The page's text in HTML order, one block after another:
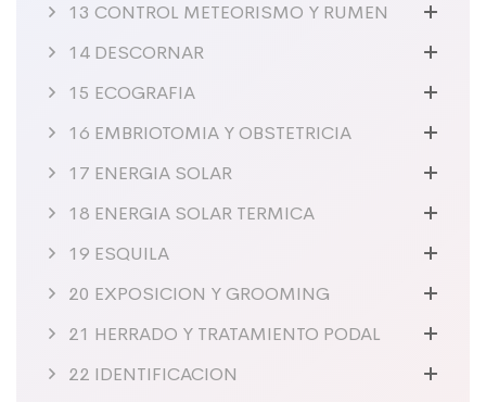
13 CONTROL METEORISMO Y RUMEN
14 DESCORNAR
15 ECOGRAFIA
16 EMBRIOTOMIA Y OBSTETRICIA
17 ENERGIA SOLAR
18 ENERGIA SOLAR TERMICA
19 ESQUILA
20 EXPOSICION Y GROOMING
21 HERRADO Y TRATAMIENTO PODAL
22 IDENTIFICACION